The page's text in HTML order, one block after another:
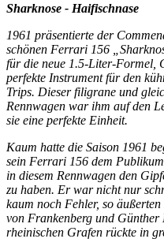
Sharknose - Haifischnase
1961 präsentierte der
schönen Ferrari 156
für die neue 1.5-Liter-Formel,
perfekte Instrument für den
Trips. Dieser filigrane und
Rennwagen war ihm auf den
sie eine perfekte Einheit.
Kaum hatte die Saison 1961
sein Ferrari 156 dem
in diesem Rennwagen den
zu haben. Er war nicht nur
kaum noch Fehler, so
von Frankenberg und
rheinischen Grafen rückte in